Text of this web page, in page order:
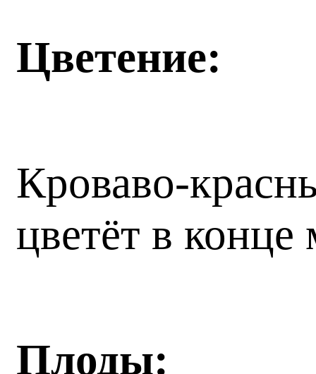
Цветение:
Кроваво-
цветёт в конце
Плоды: